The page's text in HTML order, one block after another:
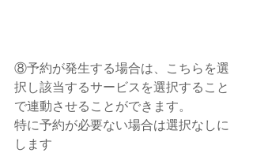
⑧予約が発生する場合は、こちらを選
択し該当するサービスを選択すること
で連動させることができます。
特に予約が必要ない場合は選択なしに
します